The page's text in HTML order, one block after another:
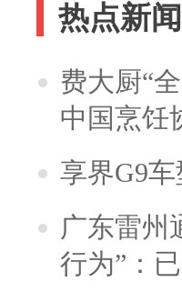
热点新闻
费大厨“
中国烹饪
享界G9
广东雷州
行为”：